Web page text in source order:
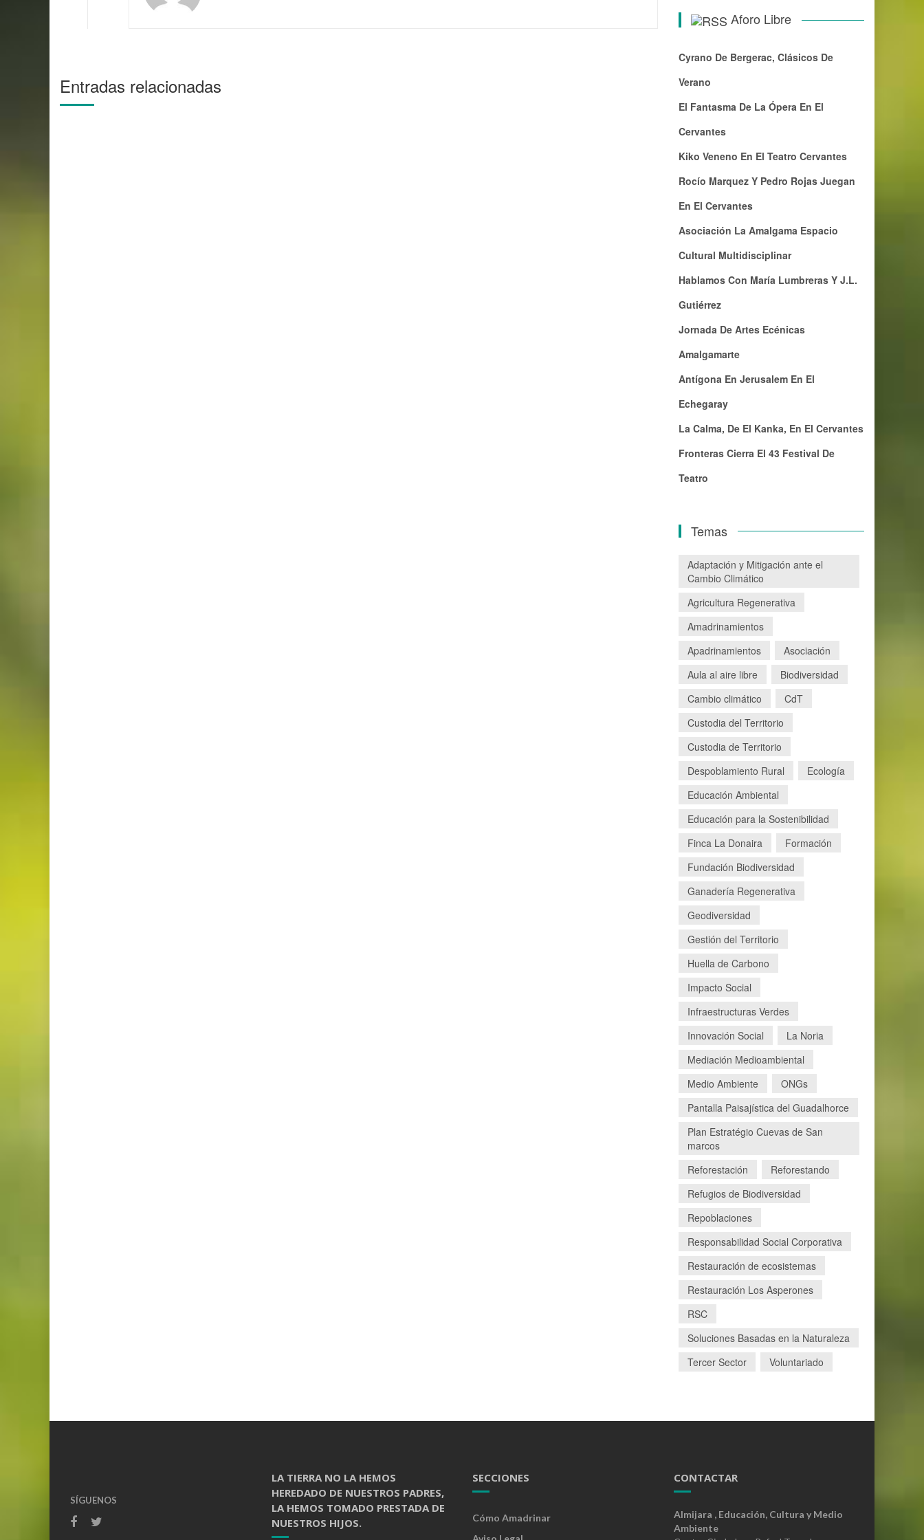
Entradas relacionadas
Aforo Libre
Cyrano De Bergerac, Clásicos De
Verano
El Fantasma De La Ópera En El
Cervantes
Kiko Veneno En El Teatro Cervantes
Rocío Marquez Y Pedro Rojas Juegan
En El Cervantes
Asociación La Amalgama Espacio
Cultural Multidisciplinar
Hablamos Con María Lumbreras Y J.L.
Gutiérrez
Jornada De Artes Ecénicas
Amalgamarte
Antígona En Jerusalem En El
Echegaray
La Calma, De El Kanka, En El Cervantes
Fronteras Cierra El 43 Festival De
Teatro
Temas
Adaptación y Mitigación ante el
Cambio Climático
Agricultura Regenerativa
Amadrinamientos
Apadrinamientos
Asociación
Aula al aire libre
Biodiversidad
Cambio climático
CdT
Custodia del Territorio
Custodia de Territorio
Despoblamiento Rural
Ecología
Educación Ambiental
Educación para la Sostenibilidad
Finca La Donaira
Formación
Fundación Biodiversidad
Ganadería Regenerativa
Geodiversidad
Gestión del Territorio
Huella de Carbono
Impacto Social
Infraestructuras Verdes
Innovación Social
La Noria
Mediación Medioambiental
Medio Ambiente
ONGs
Pantalla Paisajística del Guadalhorce
Plan Estratégio Cuevas de San
marcos
Reforestación
Reforestando
Refugios de Biodiversidad
Repoblaciones
Responsabilidad Social Corporativa
Restauración de ecosistemas
Restauración Los Asperones
RSC
Soluciones Basadas en la Naturaleza
Tercer Sector
Voluntariado
SÍGUENOS
LA TIERRA NO LA HEMOS
HEREDADO DE NUESTROS PADRES,
LA HEMOS TOMADO PRESTADA DE
NUESTROS HIJOS.
SECCIONES
Cómo Amadrinar
CONTACTAR
Almijara , Educación, Cultura y Medio
Ambiente